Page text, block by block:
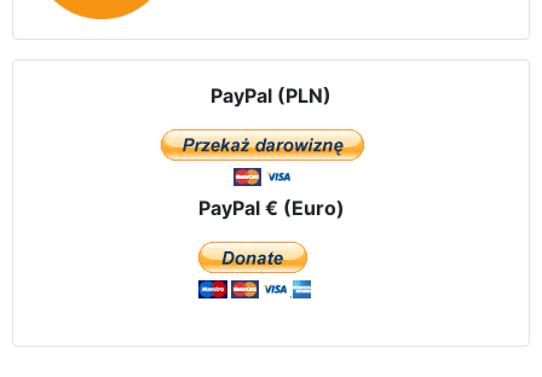
PayPal (PLN)
PayPal € (Euro)